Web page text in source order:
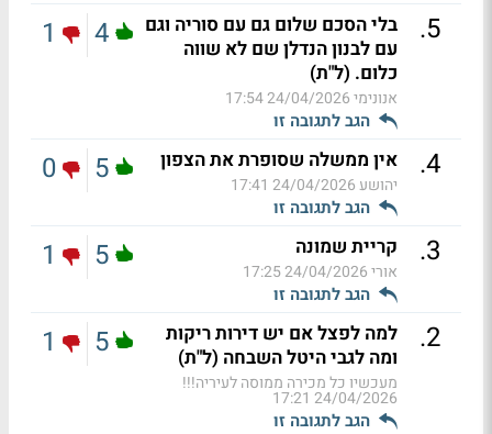
5
.
בלי הסכם שלום גם עם סוריה וגם
עם לבנון הנדלן שם לא שווה
כלום. (ל"ת)
אנונימי24/04/2026 17:54
הגב לתגובה זו
4
1
4
. אין ממשלה שסופרת את הצפון
יהושע24/04/2026 17:41
הגב לתגובה זו
5
0
3
. קריית שמונה
אורי24/04/2026 17:25
הגב לתגובה זו
5
1
2
.
למה לפצל אם יש דירות ריקות
ומה לגבי היטל השבחה (ל"ת)
מעכשיו כל מכירה ממוסה לעיריה!!!
24/04/2026 17:21
הגב לתגובה זו
5
1